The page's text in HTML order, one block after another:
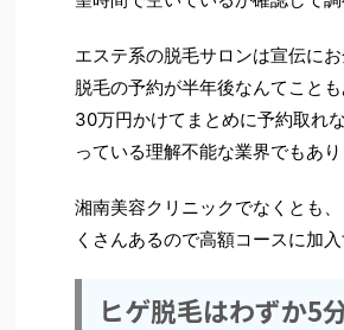
エステ系の脱毛サロンは宣伝に
脱毛の予約が半年後なんてことも
30万円かけてまとめに予約取れ
っている理解不能な業界でもあり
湘南美容クリニックでなくとも
くさんあるので高額コースに加
ヒゲ脱毛はわずか5